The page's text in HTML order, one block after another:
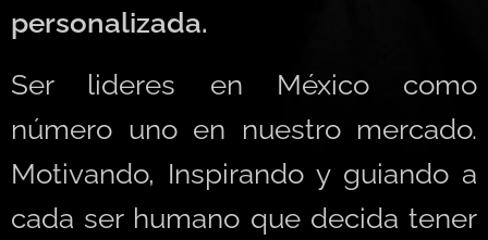
personalizada.
Ser lideres en México como
número uno en nuestro mercado.
Motivando, Inspirando y guiando a
cada ser humano que decida tener